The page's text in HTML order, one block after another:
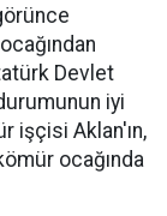
Devlet
iyi
işçisi Aklan'ın,
ocağında